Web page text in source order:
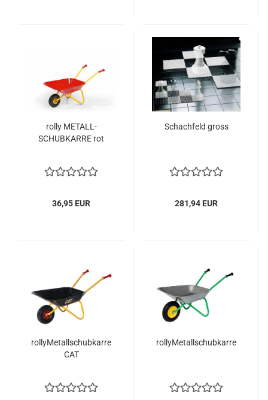
rolly METALL-
SCHUBKARRE rot
36,95 EUR
Schachfeld gross
281,94 EUR
rollyMetallschubkarre
CAT
rollyMetallschubkarre